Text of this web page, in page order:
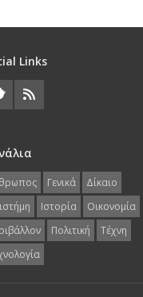
Links
Γενικά
Δίκαιο
Ιστορία
Οικονομία
Πολιτική
Τέχνη